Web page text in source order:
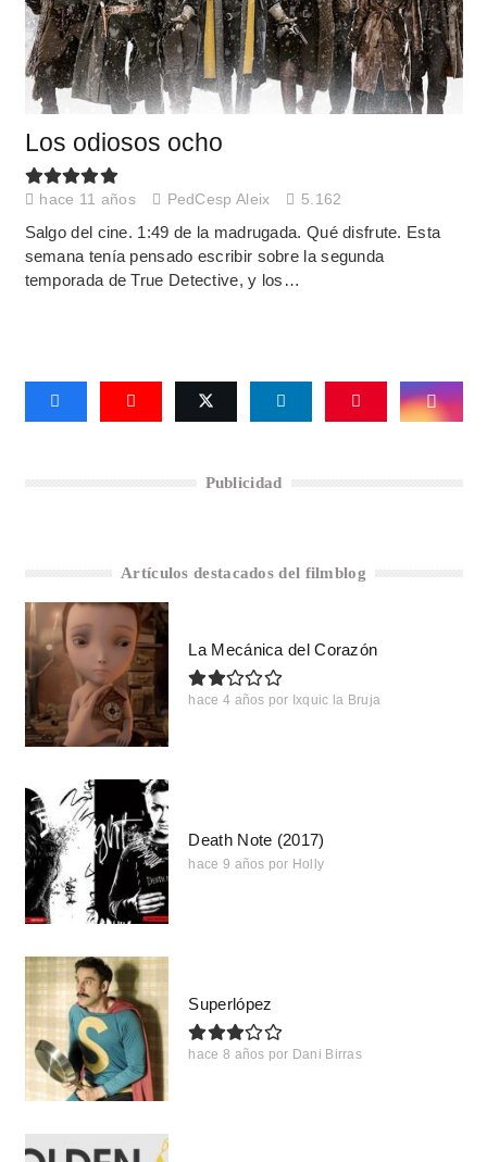
Los odiosos ocho
hace 11 años PedCesp Aleix 5.162
Salgo del cine. 1:49 de la madrugada. Qué disfrute. Esta
semana tenía pensado escribir sobre la segunda
temporada de True Detective, y los…
Publicidad
Artículos destacados del filmblog
La Mecánica del Corazón
hace 4 años por Ixquic la Bruja
Death Note (2017)
hace 9 años por Holly
Superlópez
hace 8 años por Dani Birras